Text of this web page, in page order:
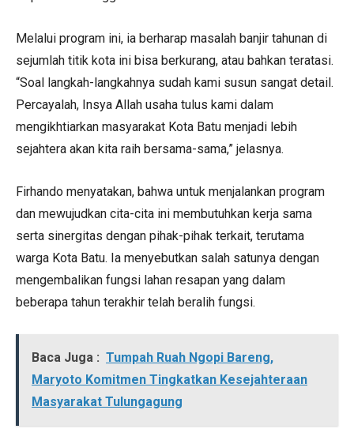
Melalui program ini, ia berharap masalah banjir tahunan di
sejumlah titik kota ini bisa berkurang, atau bahkan teratasi.
“Soal langkah-langkahnya sudah kami susun sangat detail.
Percayalah, Insya Allah usaha tulus kami dalam
mengikhtiarkan masyarakat Kota Batu menjadi lebih
sejahtera akan kita raih bersama-sama,” jelasnya.
Firhando menyatakan, bahwa untuk menjalankan program
dan mewujudkan cita-cita ini membutuhkan kerja sama
serta sinergitas dengan pihak-pihak terkait, terutama
warga Kota Batu. Ia menyebutkan salah satunya dengan
mengembalikan fungsi lahan resapan yang dalam
beberapa tahun terakhir telah beralih fungsi.
Baca Juga : Tumpah Ruah Ngopi Bareng,
Maryoto Komitmen Tingkatkan Kesejahteraan
Masyarakat Tulungagung